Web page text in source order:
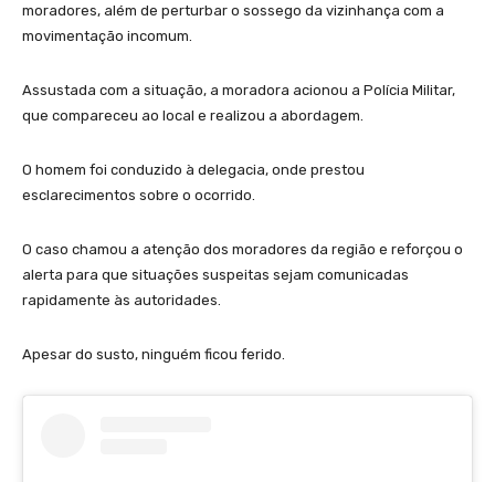
moradores, além de perturbar o sossego da vizinhança com a
movimentação incomum.
Assustada com a situação, a moradora acionou a Polícia Militar,
que compareceu ao local e realizou a abordagem.
O homem foi conduzido à delegacia, onde prestou
esclarecimentos sobre o ocorrido.
O caso chamou a atenção dos moradores da região e reforçou o
alerta para que situações suspeitas sejam comunicadas
rapidamente às autoridades.
Apesar do susto, ninguém ficou ferido.